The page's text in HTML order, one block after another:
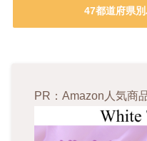
47都道府県
PR：Amazon人気商